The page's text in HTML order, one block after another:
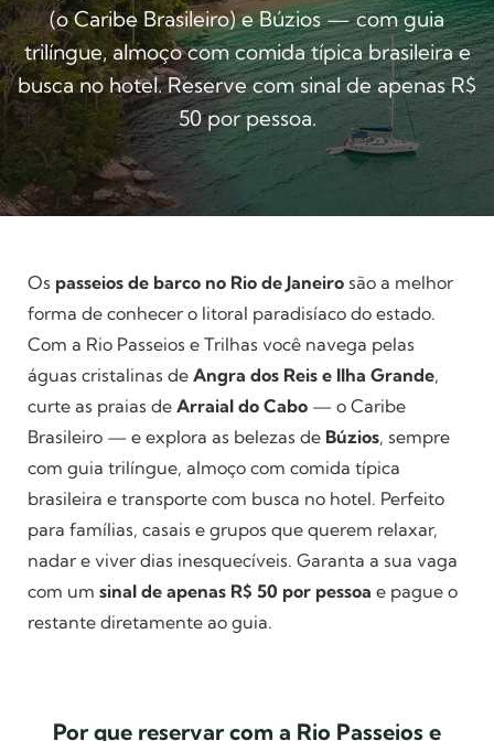
(o Caribe Brasileiro) e Búzios — com guia
trilíngue, almoço com comida típica brasileira e
busca no hotel. Reserve com sinal de apenas R$
50 por pessoa.
Os passeios de barco no Rio de Janeiro são a melhor
forma de conhecer o litoral paradisíaco do estado.
Com a Rio Passeios e Trilhas você navega pelas
águas cristalinas de Angra dos Reis e Ilha Grande,
curte as praias de Arraial do Cabo — o Caribe
Brasileiro — e explora as belezas de Búzios, sempre
com guia trilíngue, almoço com comida típica
brasileira e transporte com busca no hotel. Perfeito
para famílias, casais e grupos que querem relaxar,
nadar e viver dias inesquecíveis. Garanta a sua vaga
com um sinal de apenas R$ 50 por pessoa e pague o
restante diretamente ao guia.
Por que reservar com a Rio Passeios e